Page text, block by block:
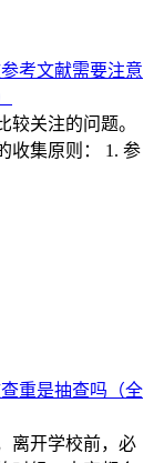
考文献需要注意
关注的问题。
收集原则： 1. 参
重是抽查吗（全
离开学校前，必